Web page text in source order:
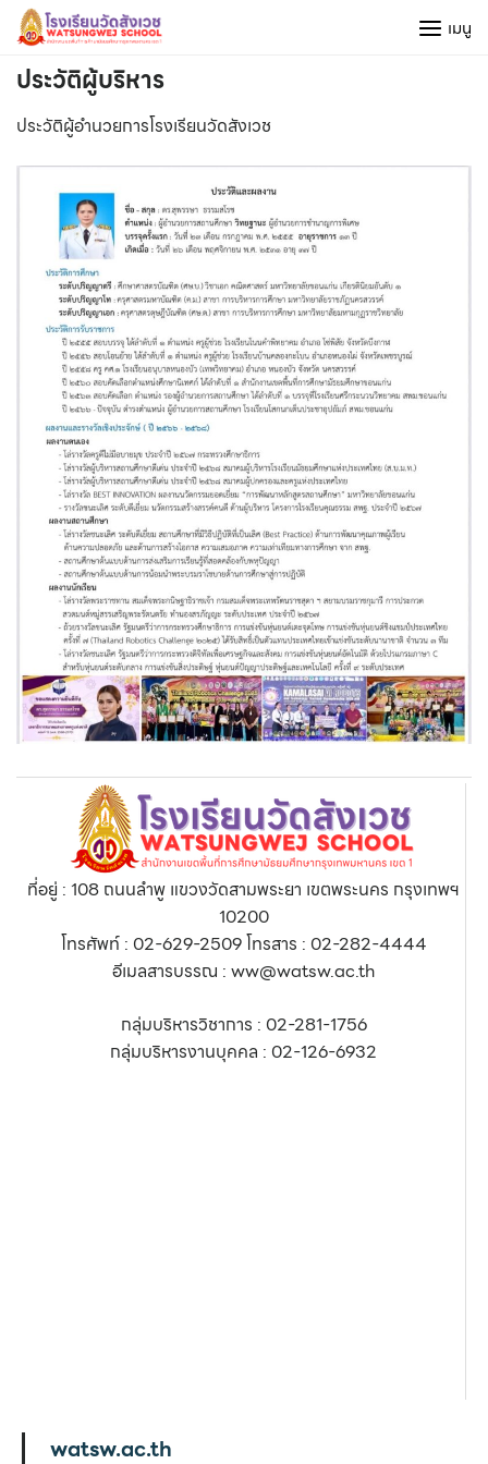
Skip
content
เมนู
ประวัติผู้บริหาร
ประวัติผู้อำนวยการโรงเรียนวัดสังเวช
ที่อยู่ : 108 ถนนลำพู แขวงวัดสามพระยา เขตพระนคร กรุงเทพฯ
10200
โทรศัพท์ : 02-629-2509 โทรสาร : 02-282-4444
อีเมลสารบรรณ : ww@watsw.ac.th
กลุ่มบริหารวิชาการ : 02-281-1756
กลุ่มบริหารงานบุคคล : 02-126-6932
watsw.ac.th